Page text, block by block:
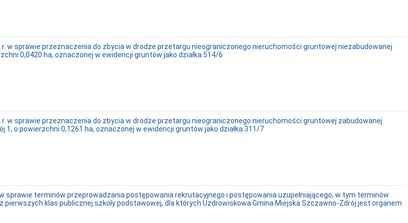
w sprawie przeznaczenia do zbycia w drodze przetargu nieograniczonego nieruchomości gruntowej niezabudowanej
0,0420 ha, oznaczonej w ewidencji gruntów jako działka 514/6
w sprawie przeznaczenia do zbycia w drodze przetargu nieograniczonego nieruchomości gruntowej zabudowanej
o powierzchni 0,1261 ha, oznaczonej w ewidencji gruntów jako działka 311/7
terminów przeprowadzania postępowania rekrutacyjnego i postępowania uzupełniającego, w tym terminów
klas publicznej szkoły podstawowej, dla których Uzdrowiskowa Gmina Miejska Szczawno-Zdrój jest organem